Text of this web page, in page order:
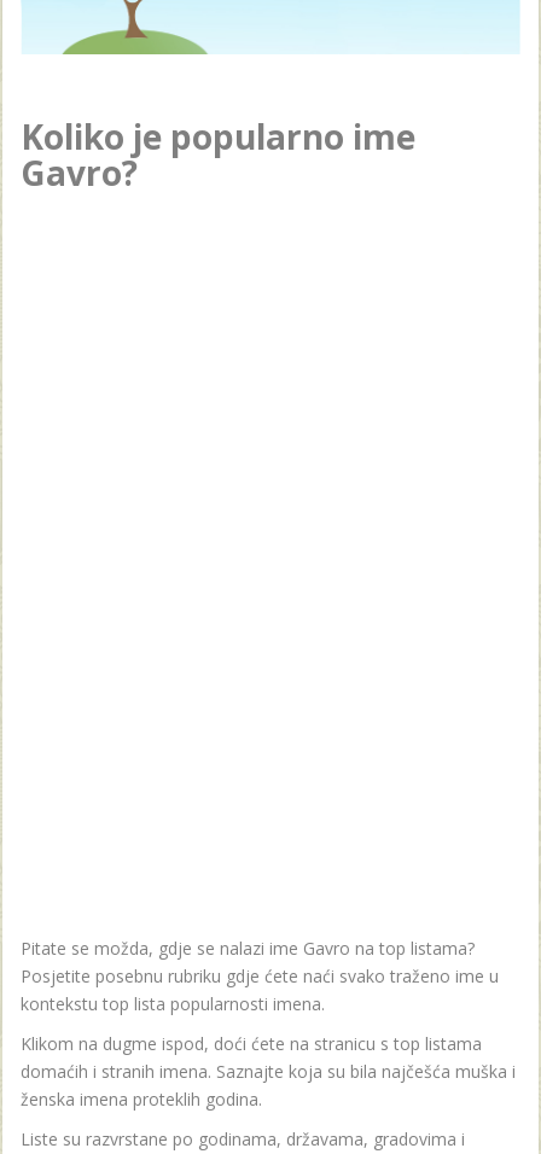
Koliko je popularno ime
Gavro?
Pitate se možda, gdje se nalazi ime Gavro na top listama?
Posjetite posebnu rubriku gdje ćete naći svako traženo ime u
kontekstu top lista popularnosti imena.
Klikom na dugme ispod, doći ćete na stranicu s top listama
domaćih i stranih imena. Saznajte koja su bila najčešća muška i
ženska imena proteklih godina.
Liste su razvrstane po godinama, državama, gradovima i